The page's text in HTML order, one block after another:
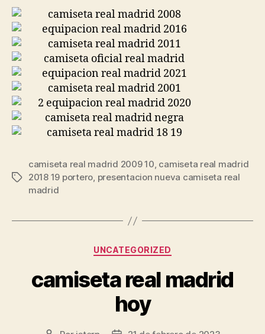
Etiquetas
camiseta real madrid 2009 10, camiseta real madrid
2018 19 portero, presentacion nueva camiseta real
madrid
Categorías
UNCATEGORIZED
camiseta real madrid
hoy